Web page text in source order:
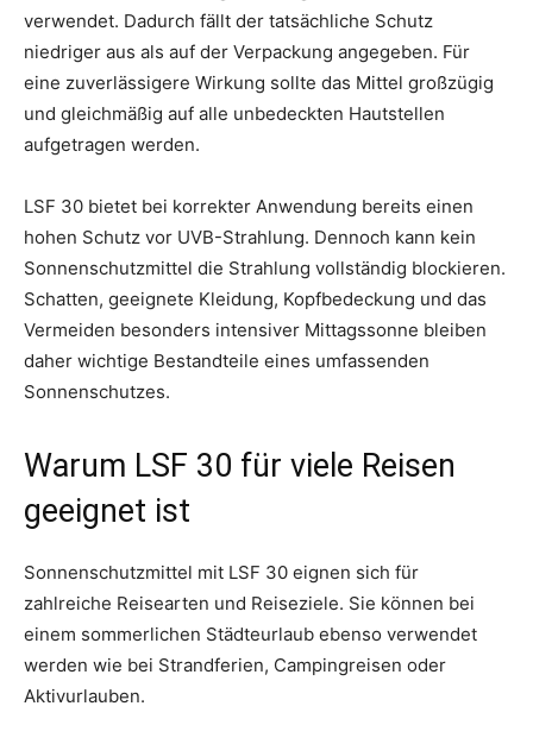
verwendet. Dadurch fällt der tatsächliche Schutz
niedriger aus als auf der Verpackung angegeben. Für
eine zuverlässigere Wirkung sollte das Mittel großzügig
und gleichmäßig auf alle unbedeckten Hautstellen
aufgetragen werden.
LSF 30 bietet bei korrekter Anwendung bereits einen
hohen Schutz vor UVB-Strahlung. Dennoch kann kein
Sonnenschutzmittel die Strahlung vollständig blockieren.
Schatten, geeignete Kleidung, Kopfbedeckung und das
Vermeiden besonders intensiver Mittagssonne bleiben
daher wichtige Bestandteile eines umfassenden
Sonnenschutzes.
Warum LSF 30 für viele Reisen
geeignet ist
Sonnenschutzmittel mit LSF 30 eignen sich für
zahlreiche Reisearten und Reiseziele. Sie können bei
einem sommerlichen Städteurlaub ebenso verwendet
werden wie bei Strandferien, Campingreisen oder
Aktivurlauben.